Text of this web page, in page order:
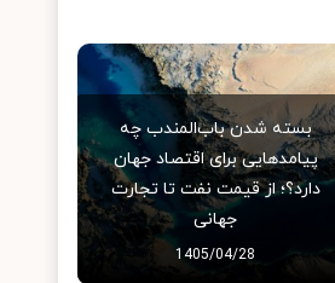
بسته شدن باب‌المندب چه
پیامدهایی برای اقتصاد جهان
دارد؟؛ از قیمت نفت تا تجارت
جهانی
1405/04/28